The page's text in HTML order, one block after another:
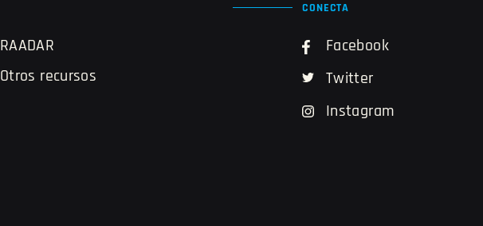
RAADAR
Otros recursos
CONECTA
Facebook
Twitter
Instagram